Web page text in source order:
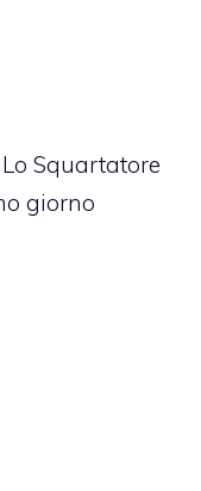
Squartatore
giorno